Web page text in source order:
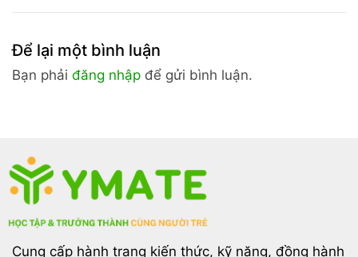
Tư Duy Phản
Socrates Giúp
Bạn Ra Quyết
nhanh thí
Để lại một bình luận
Bạn phải đăng nhập để gửi bình luận.
Cung cấp hành trang kiến thức, kỹ năng, đồng hành